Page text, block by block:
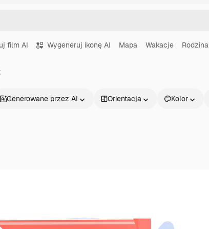
film AI Wygeneruj ikonę AI Mapa Wakacje Rodzina
Generowane przez AI Orientacja Kolor
Produkty Zacznij